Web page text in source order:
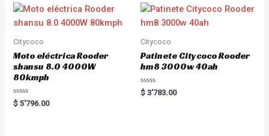
Citycoco
Moto eléctrica Rooder
shansu 8.0 4000W
80kmph
R
a
$ 5'796.00
Citycoco
Patinete Citycoco Rooder
hm8 3000w 40ah
R
a
$ 3'783.00